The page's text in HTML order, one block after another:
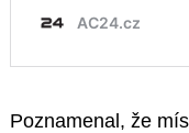
Poznamenal, že